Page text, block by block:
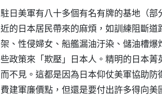
駐日美軍有八十多個有名有牌的基地（
近的日本居民帶來的麻煩，如訓練阻斷
架、性侵婦女、船艦漏油汙染、儲油槽
些政策來「欺壓」日本人。精明的日本
而不見。這都是因為日本仰仗美軍協助
費建軍廉價點，但還是要付出許多得向美